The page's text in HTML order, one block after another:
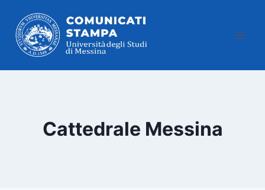
contenuto
Cattedrale Messina